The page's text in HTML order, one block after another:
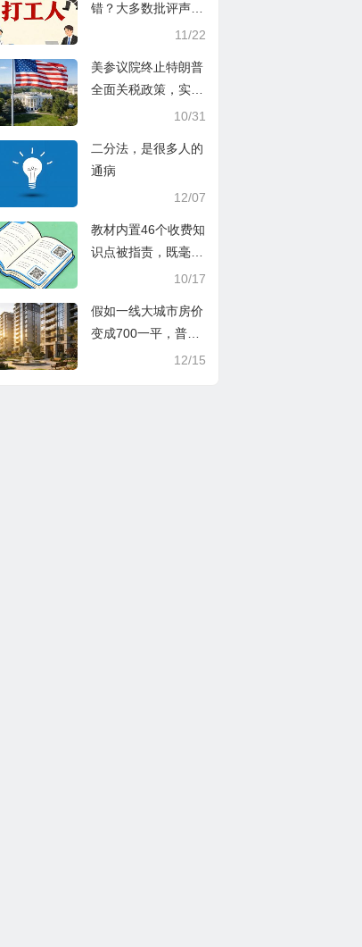
错？大多数批评声都
11/22
美参议院终止特朗普
全面关税政策，实际
作用微乎其微，法律
本人追偿
10/31
二分法，是很多人的
通病
12/07
教材内置46个收费知
识点被指责，既毫无
道理，也没有弄清楚
10/17
假如一线大城市房价
变成700一平，普通
人就能买得到房吗？
12/15